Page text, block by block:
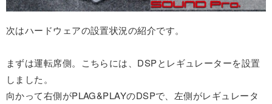
次はハードウェアの設置状況の紹介です。
まずは運転席側。こちらには、DSPとレギュレーターを設置
しました。
向かって右側がPLAG&PLAYのDSPで、左側がレギュレータ